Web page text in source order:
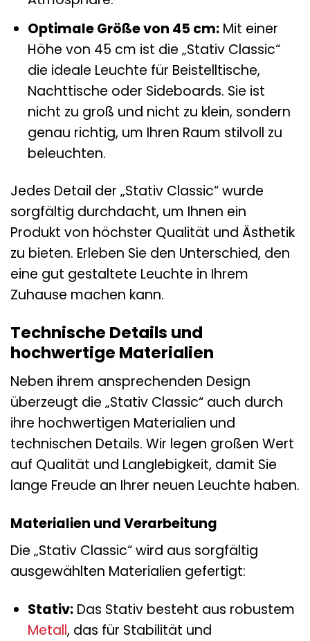
Optimale Größe von 45 cm:Mit einer
Höhe von 45 cm ist die „Stativ Classic“
die ideale Leuchte für Beistelltische,
Nachttische oder Sideboards. Sie ist
nicht zu groß und nicht zu klein, sondern
genau richtig, um Ihren Raum stilvoll zu
beleuchten.
Jedes Detail der „Stativ Classic“ wurde
sorgfältig durchdacht, um Ihnen ein
Produkt von höchster Qualität und Ästhetik
zu bieten. Erleben Sie den Unterschied, den
eine gut gestaltete Leuchte in Ihrem
Zuhause machen kann.
Technische Details und
hochwertige Materialien
Neben ihrem ansprechenden Design
überzeugt die „Stativ Classic“ auch durch
ihre hochwertigen Materialien und
technischen Details. Wir legen großen Wert
auf Qualität und Langlebigkeit, damit Sie
lange Freude an Ihrer neuen Leuchte haben.
Materialien und Verarbeitung
Die „Stativ Classic“ wird aus sorgfältig
ausgewählten Materialien gefertigt:
Stativ:Das Stativ besteht aus robustem
Metall, das für Stabilität und